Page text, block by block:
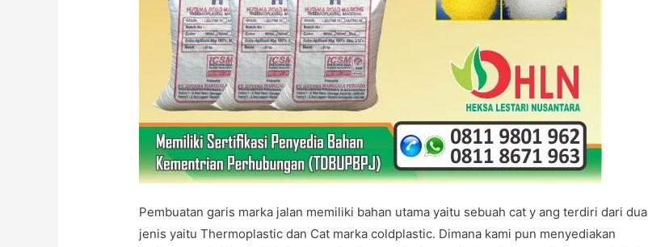
Pembuatan garis marka jalan memiliki bahan utama yaitu sebuah cat y ang terdiri dari dua
jenis yaitu Thermoplastic dan Cat marka coldplastic. Dimana kami pun menyediakan